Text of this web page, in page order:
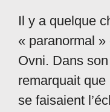
Il y a quelque
« paranormal
Ovni. Dans
remarquait
se faisaient